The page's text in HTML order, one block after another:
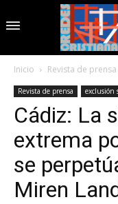
Inicio Revista de prensa
Revista de prensa exclusión
Cádiz: La
extrema
se
Miren